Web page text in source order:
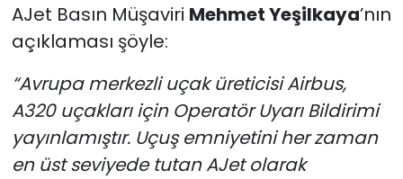
AJet Basın Müşaviri Mehmet Yeşilkaya’nın
açıklaması şöyle:
“Avrupa merkezli uçak üreticisi Airbus,
A320 uçakları için Operatör Uyarı Bildirimi
yayınlamıştır. Uçuş emniyetini her zaman
en üst seviyede tutan AJet olarak